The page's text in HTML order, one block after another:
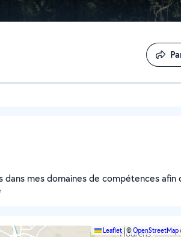
mes domaines de compétences afin
Leaflet|©OpenStreetMap